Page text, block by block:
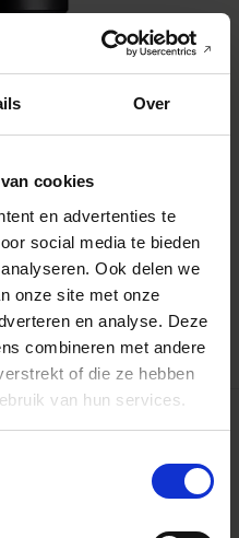
Over
cookies
en advertenties te
social media te bieden
Ook delen we
onze site met onze
en analyse. Deze
combineren met andere
of die ze hebben
van hun services.